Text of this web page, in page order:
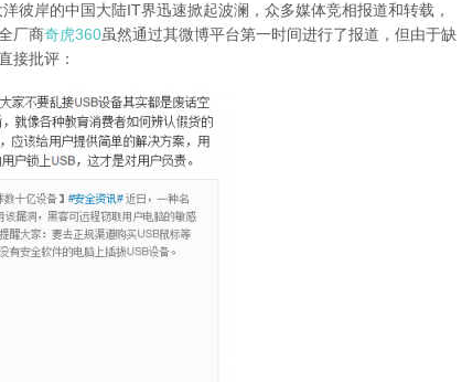
彼岸的中国大陆IT界迅速掀起波澜，众多媒体竞相报道和转载，
厂商奇虎360虽然通过其微博平台第一时间进行了报道，但由于缺
接批评：